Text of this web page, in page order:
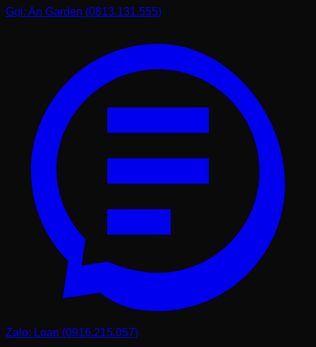
nghệ thuật sẽ giúp bạn trân trọng hơn giá trị của sản
phẩm mình sở hữu. Đó cũng là dịp để tôi có thể chia sẻ
nên một sự gắn kết đặc biệt giữa người bán, người làm
Chính sách vận chuyển và lắp đặt tận nơi
Một trong những nỗi lo lớn nhất của khách hàng khi mua
đồ đá là khâu vận chuyển. Đá tự nhiên rất nặng và dễ sứt
mẻ nếu không được đóng gói và vận chuyển đúng cách.
Tại Phú Thọ Stone, chúng tôi có đội ngũ xe tải và máy cẩu
chuyên dụng cùng những nhân viên kỹ thuật có kinh
nghiệm xử lý các công trình khó. Dù bạn ở nội thành Hà
Nội hay các tỉnh vùng sâu vùng xa, chúng tôi đều cam kết
giao hàng an toàn đến tận tay khách hàng.
Không chỉ dừng lại ở việc giao hàng, chúng tôi còn hỗ trợ
lắp đặt và tư vấn bố trí tiểu cảnh. Tôi đã từng trực tiếp chỉ
đạo đội ngũ lắp một chiếc
vại nước bằng đá tiểu cảnh &
nặng gần 500kg vào một vị trí cực kỳ hiểm hóc
trong một ngôi biệt thự cổ. Sự hài lòng và nụ cười của chủ
nhà khi nhìn thấy tác phẩm hoàn thiện chính là động lực
lớn nhất để tôi tiếp tục theo đuổi nghề này. Chúng tôi luôn
chuẩn bị đầy đủ các phụ kiện như máy bơm, ống dẫn, sỏi
trang trí để khách hàng có thể sử dụng ngay sau khi lắp
đặt.
Gọi: An Garden (0813.131.555)
Zalo: Loan (0916.215.057)